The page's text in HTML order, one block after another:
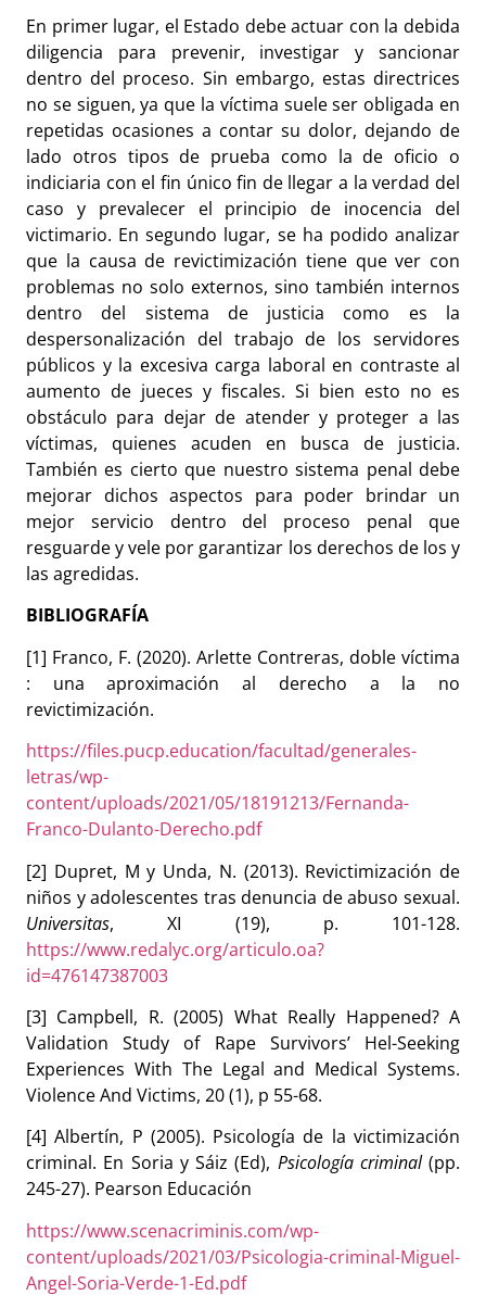
En primer lugar, el Estado debe actuar con la debida
diligencia para prevenir, investigar y sancionar
dentro del proceso. Sin embargo, estas directrices
no se siguen, ya que la víctima suele ser obligada en
repetidas ocasiones a contar su dolor, dejando de
lado otros tipos de prueba como la de oficio o
indiciaria con el fin único fin de llegar a la verdad del
caso y prevalecer el principio de inocencia del
victimario. En segundo lugar, se ha podido analizar
que la causa de revictimización tiene que ver con
problemas no solo externos, sino también internos
dentro del sistema de justicia como es la
despersonalización del trabajo de los servidores
públicos y la excesiva carga laboral en contraste al
aumento de jueces y fiscales. Si bien esto no es
obstáculo para dejar de atender y proteger a las
víctimas, quienes acuden en busca de justicia.
También es cierto que nuestro sistema penal debe
mejorar dichos aspectos para poder brindar un
mejor servicio dentro del proceso penal que
resguarde y vele por garantizar los derechos de los y
las agredidas.
BIBLIOGRAFÍA
[1] Franco, F. (2020). Arlette Contreras, doble víctima
: una aproximación al derecho a la no
revictimización.
https://files.pucp.education/facultad/generales-
letras/wp-
content/uploads/2021/05/18191213/Fernanda-
Franco-Dulanto-Derecho.pdf
[2] Dupret, M y Unda, N. (2013). Revictimización de
niños y adolescentes tras denuncia de abuso sexual.
Universitas, XI (19), p. 101-128.
https://www.redalyc.org/articulo.oa?
id=476147387003
[3] Campbell, R. (2005) What Really Happened? A
Validation Study of Rape Survivors’ Hel-Seeking
Experiences With The Legal and Medical Systems.
Violence And Victims, 20 (1), p 55-68.
[4] Albertín, P (2005). Psicología de la victimización
criminal. En Soria y Sáiz (Ed), Psicología criminal(pp.
245-27). Pearson Educación
https://www.scenacriminis.com/wp-
content/uploads/2021/03/Psicologia-criminal-Miguel-
Angel-Soria-Verde-1-Ed.pdf